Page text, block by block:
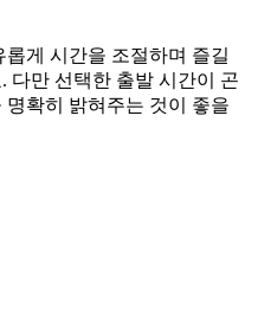
게 시간을 조절하며 즐길
다만 선택한 출발 시간이 곤
확히 밝혀주는 것이 좋을